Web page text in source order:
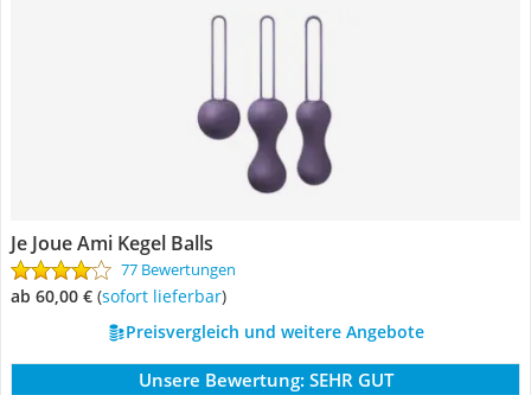
Je Joue Ami Kegel Balls
77 Bewertungen
ab 60,00 € ( Sofort lieferbar)
Preisvergleich und weitere Angebote
Unsere Bewertung: SEHR GUT